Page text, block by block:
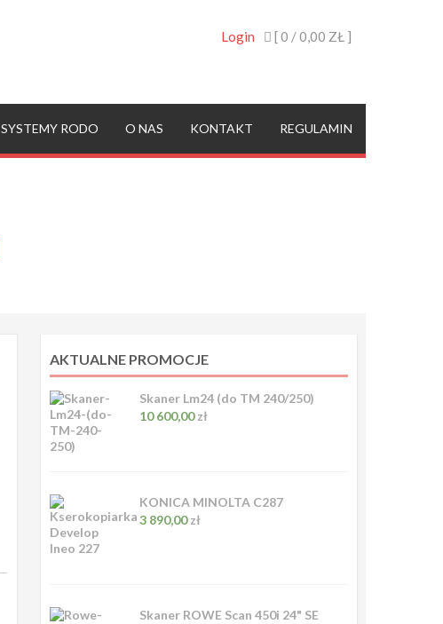
[ 0 /0,00 ZŁ ]
Login
SYSTEMY RODO O NAS KONTAKT REGULAMIN
AKTUALNE PROMOCJE
Skaner Lm24 (do TM 240/250)
10 600,00zł
KONICA MINOLTA C287
3 890,00zł
Skaner ROWE Scan 450i 24" SE